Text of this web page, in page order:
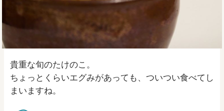
貴重な旬のたけのこ。
ちょっとくらいエグみがあっても、ついつい食べてし
まいますね。